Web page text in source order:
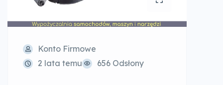
Konto Firmowe
2 lata temu
656 Odsłony